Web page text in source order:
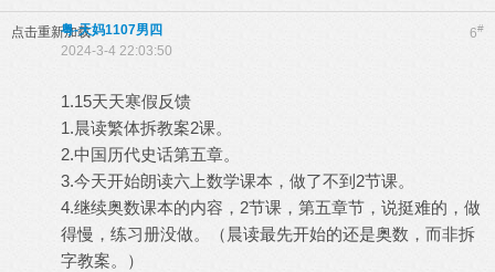
点击重新加载 6#
粤-天妈1107男四
2024-3-4 22:03:50
1.15天天寒假反馈
1.晨读繁体拆教案2课。
2.中国历代史话第五章。
3.今天开始朗读六上数学课本，做了不到2节课。
4.继续奥数课本的内容，2节课，第五章节，说挺难的，做
得慢，练习册没做。（晨读最先开始的还是奥数，而非拆
字教案。）